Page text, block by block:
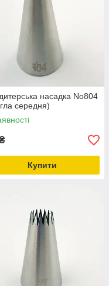
насадка No804
середня)
Купити